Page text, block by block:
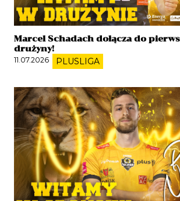
Marcel Schadach dołącza do
drużyny!
11.07.2026 PLUSLIGA